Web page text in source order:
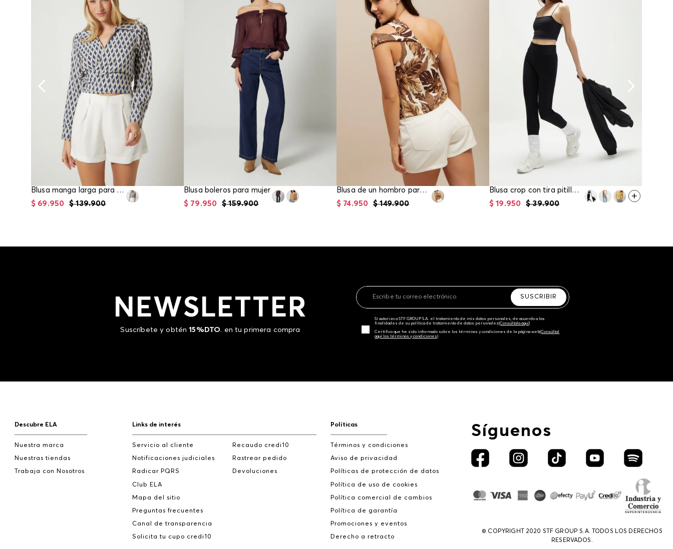
Blusa manga larga para mujer
$ 139.900
$ 69.950
Blusa boleros para mujer
$ 159.900
$ 79.950
Blusa de un hombro para mujer
$ 149.900
$ 74.950
Blusa crop con tira pitillo para mujer
$ 39.900
$ 19.950
NEWSLETTER
Suscríbete y obtén15%DTO. en tu primera compra
SUSCRIBIR
Sí autorizo a STF GROUP S.A. el tratamiento de mis datos personales, de acuerdo a las
finalidades de su política de tratamiento de datos personales‎(Consúltala aquí)
Certifico que he sido informado sobre los términos y condiciones de la página web‎(Consúltal
aquí los términos y condiciones)
Síguenos
© COPYRIGHT 2020 STF GROUP S.A. TODOS LOS DERECHOS
RESERVADOS.
Descubre ELA
Nuestra marca
Nuestras tiendas
Trabaja con Nosotros
Links de interés
Servicio al cliente
Notificaciones judiciales
Radicar PQRS
Club ELA
Mapa del sitio
Preguntas frecuentes
Canal de transparencia
Solicita tu cupo credi10
Recaudo credi10
Rastrear pedido
Devoluciones
Políticas
Términos y condiciones
Aviso de privacidad
Políticas de protección de datos
Política de uso de cookies
Política comercial de cambios
Política de garantía
Promociones y eventos
Derecho a retracto